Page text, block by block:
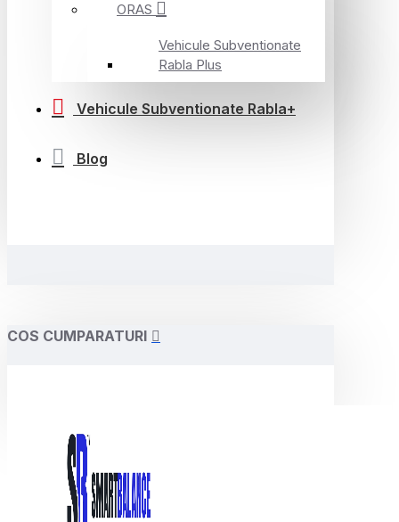
ORAS
Vehicule Subventionate
Rabla Plus
Vehicule Subventionate Rabla+
Blog
COS CUMPARATURI